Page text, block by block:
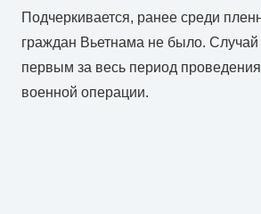
Подчеркивается, ранее среди
граждан Вьетнама не было. Случай
первым за весь период
военной операции.